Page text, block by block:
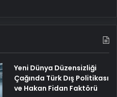
Yeni Dünya Düzensizliği
Çağında Türk Dış Politikası
ve Hakan Fidan Faktörü